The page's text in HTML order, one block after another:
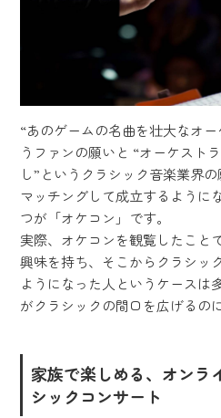
“あのゲームの名曲を壮大なオ
うファンの願いと “オーケスト
し”というクラシック音楽業界
マッチングして成立するように
つが「オケコン」です。
実際、オケコンを観覧したこと
興味を持ち、そこからクラシッ
ようになった人というケースは
がクラシックの間口を広げるの
家族で楽しめる、オンラ
シックコンサート